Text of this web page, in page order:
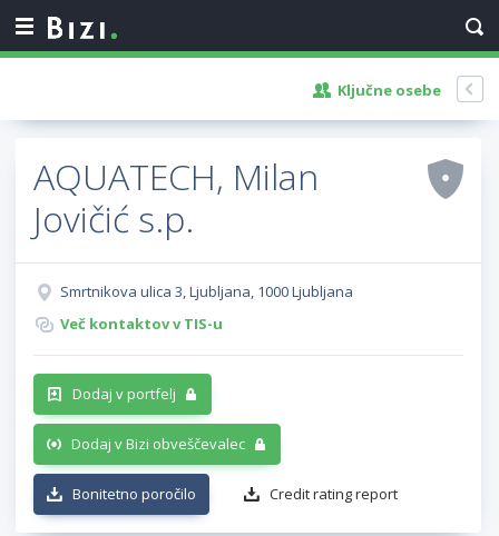
Ključne osebe
AQUATECH, Milan
Jovičić s.p.
Smrtnikova ulica 3, Ljubljana, 1000 Ljubljana
Več kontaktov v TIS-u
Dodaj v portfelj
Dodaj v Bizi obveščevalec
Bonitetno poročilo Credit rating report